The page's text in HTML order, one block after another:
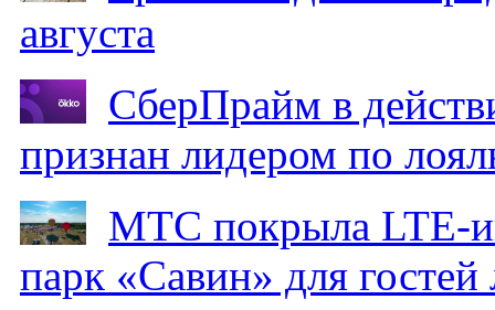
августа
СберПрайм в
признан лидером по
МТС покрыла LTE-
парк «Савин» для гостей